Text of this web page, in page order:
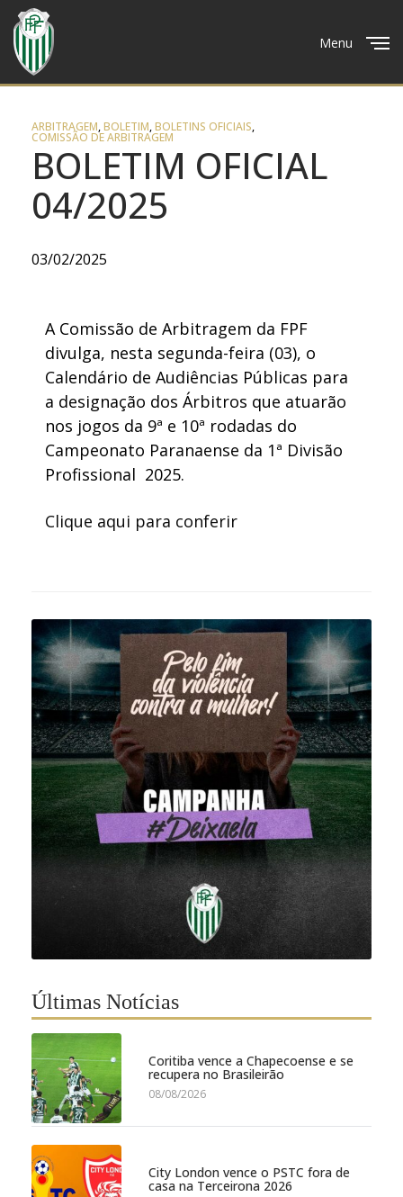
Menu
ARBITRAGEM,BOLETIM,BOLETINS OFICIAIS,
COMISSÃO DE ARBITRAGEM
BOLETIM OFICIAL
04/2025
03/02/2025
A Comissão de Arbitragem da FPF
divulga, nesta segunda-feira (03), o
Calendário de Audiências Públicas para
a designação dos Árbitros que atuarão
nos jogos da 9ª e 10ª rodadas do
Campeonato Paranaense da 1ª Divisão
Profissional 2025.
Clique aqui para conferir
Últimas Notícias
Coritiba vence a Chapecoense e se
recupera no Brasileirão
08/08/2026
City London vence o PSTC fora de
casa na Terceirona 2026